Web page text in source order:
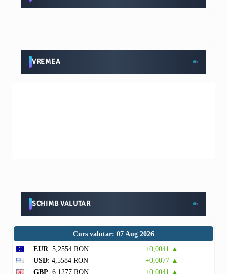
VREMEA
SCHIMB VALUTAR
Curs valutar: 07 Aug 2026
EUR: 5,2554 RON
+0,0041 ▲
USD: 4,5584 RON
+0,0077 ▲
GBP: 6,1277 RON +0,0041 ▲